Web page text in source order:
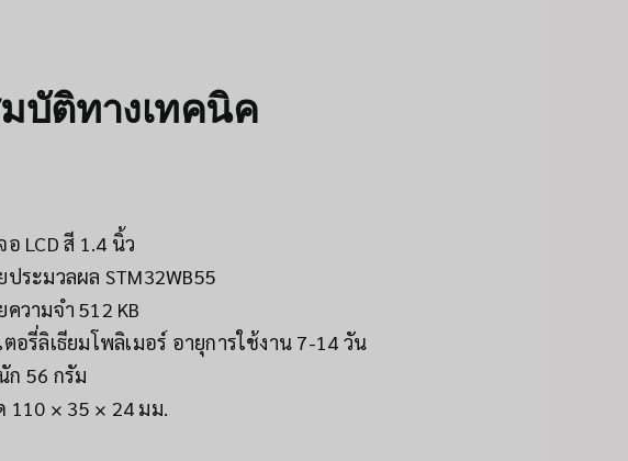
บัติทางเทคนิค
LCD สี 1.4 นิ้ว
ระมวลผล STM32WB55
วามจำ 512 KB
อรี่ลิเธียมโพลิเมอร์ อายุการใช้งาน 7-14 วัน
ก 56 กรัม
110 × 35 × 24 มม.